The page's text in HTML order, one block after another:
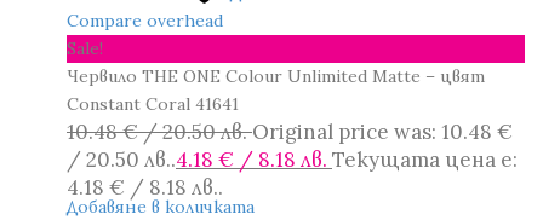
Compare overhead
Sale!
Червило THE ONE Colour Unlimited Matte – цвят
Constant Coral 41641
10.48€/ 20.50 лв.Original price was: 10.48 €
/ 20.50 лв..4.18 € / 8.18 лв. Текущата цена е:
4.18 € / 8.18 лв..
Добавяне в количката